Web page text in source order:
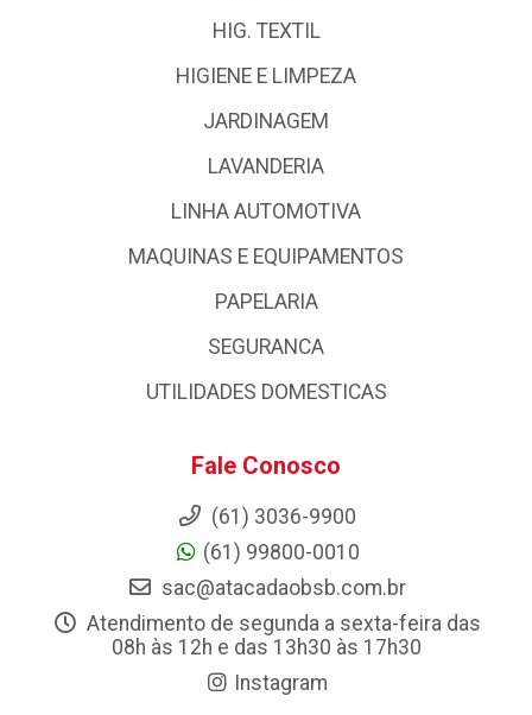
HIG. TEXTIL
HIGIENE E LIMPEZA
JARDINAGEM
LAVANDERIA
LINHA AUTOMOTIVA
MAQUINAS E EQUIPAMENTOS
PAPELARIA
SEGURANCA
UTILIDADES DOMESTICAS
Fale Conosco
(61) 3036-9900
(61) 99800-0010
sac@atacadaobsb.com.br
Atendimento de segunda a sexta-feira das
08h às 12h e das 13h30 às 17h30
Instagram